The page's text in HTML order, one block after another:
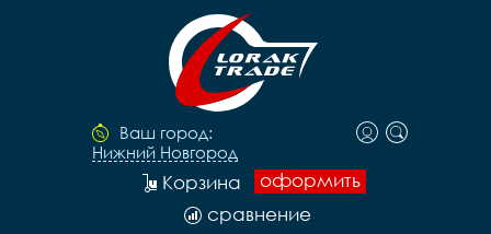
Ваш город:
Нижний Новгород
оформить
Корзина
сравнение